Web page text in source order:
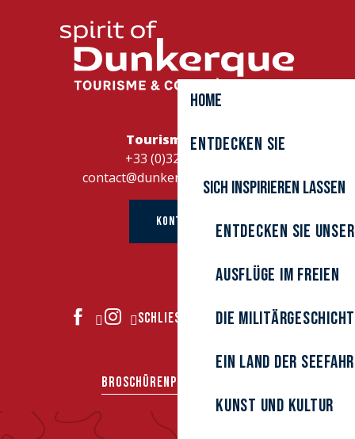
Home
Entdecken Sie
Sich inspirieren lassen
Entdecken Sie
Ausflüge im Freien
Die
Ein Land der
Kunst und Kultur
Tourismusbüro
+33 (0)328262728
contact@dunkerque-tourisme.fr
KONTAKT
SCHLIESSEN SIE SICH UNS AN
BROSCHÜRENPRESSEBEREICH